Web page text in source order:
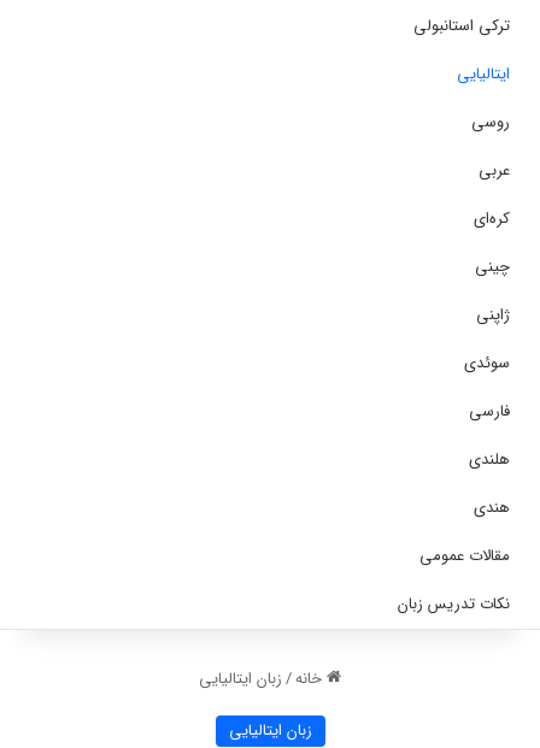
ترکی استانبولی
ایتالیایی
روسی
عربی
کره‌ای
چینی
ژاپنی
سوئدی
فارسی
هلندی
هندی
مقالات عمومی
نکات تدریس زبان
خانه/زبان ایتالیایی
زبان ایتالیایی